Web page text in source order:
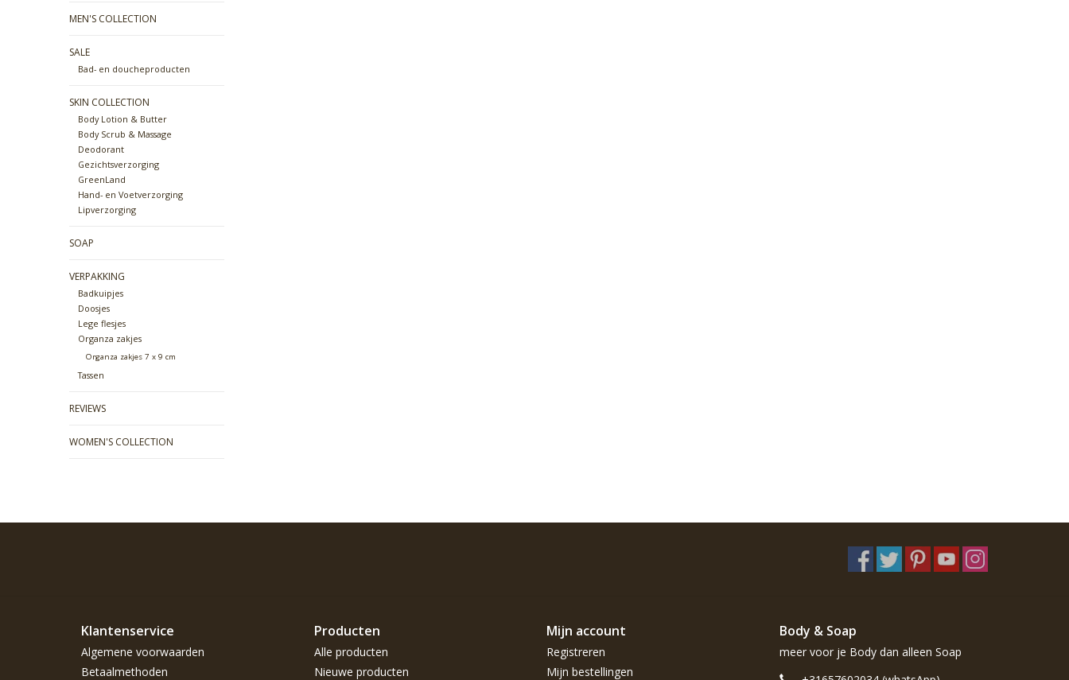
MEN'S COLLECTION
SALE
Bad- en doucheproducten
SKIN COLLECTION
Body Lotion & Butter
Body Scrub & Massage
Deodorant
Gezichtsverzorging
GreenLand
Hand- en Voetverzorging
Lipverzorging
SOAP
VERPAKKING
Badkuipjes
Doosjes
Lege flesjes
Organza zakjes
Organza zakjes 7 x 9 cm
Tassen
REVIEWS
WOMEN'S COLLECTION
Klantenservice
Algemene voorwaarden
Betaalmethoden
Producten
Alle producten
Nieuwe producten
Mijn account
Registreren
Mijn bestellingen
Body & Soap
meer voor je Body dan alleen Soap